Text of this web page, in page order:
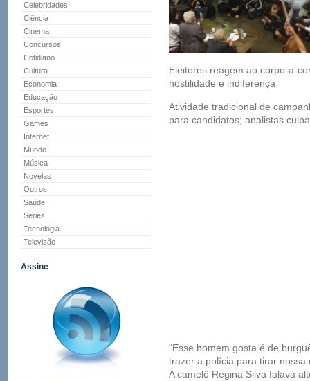
Celebridades
Ciência
Cinema
Concursos
Cotidiano
Cultura
Economia
Educação
Esportes
Games
Internet
Mundo
Música
Novelas
Outros
Saúde
Series
Tecnologia
Televisão
Assine
Eleitores reagem ao corpo-a-
hostilidade e indiferença
Atividade tradicional de
para candidatos; analistas
“Esse homem gosta é de
trazer a polícia para tirar nossa
A camelô Regina Silva falava